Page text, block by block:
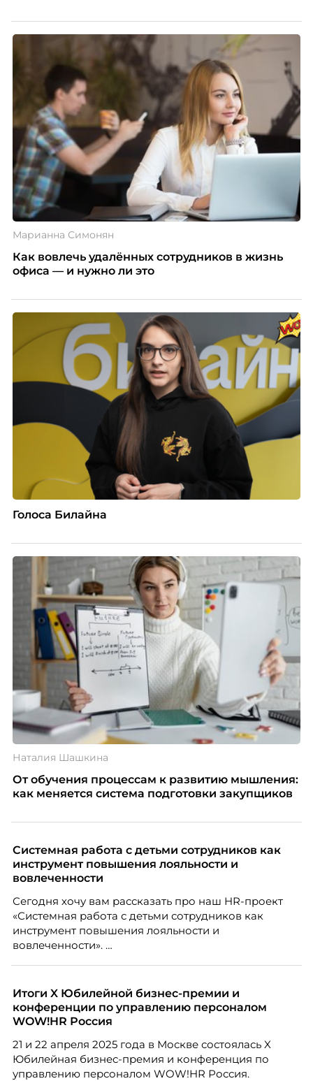
Марианна Симонян
Как вовлечь удалённых сотрудников в жизнь
офиса — и нужно ли это
Голоса Билайна
Наталия Шашкина
От обучения процессам к развитию мышления:
как меняется система подготовки закупщиков
Системная работа с детьми сотрудников как
инструмент повышения лояльности и
вовлеченности
Сегодня хочу вам рассказать про наш HR-проект
«Системная работа с детьми сотрудников как
инструмент повышения лояльности и
вовлеченности».
Итоги X Юбилейной бизнес-премии и
конференции по управлению персоналом
WOW!HR Россия
21 и 22 апреля 2025 года в Москве состоялась X
Юбилейная бизнес-премия и конференция по
управлению персоналом WOW!HR Россия.